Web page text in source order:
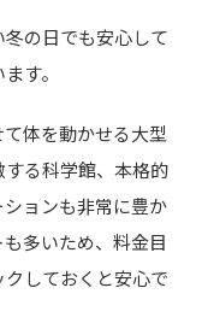
の日でも安心して
す。
体を動かせる大型
る科学館、本格的
ョンも非常に豊か
多いため、料金目
しておくと安心で